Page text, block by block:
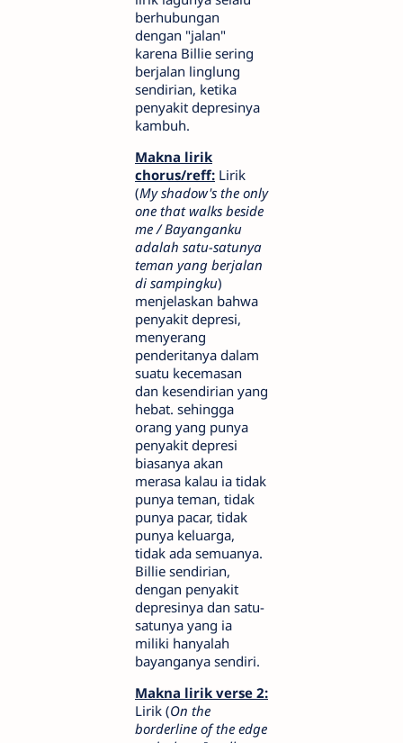
berhubungan
dengan "jalan"
karena Billie sering
berjalan linglung
sendirian, ketika
penyakit depresinya
kambuh.
Makna lirik
chorus/reff: Lirik
(My shadow's the only
one that walks beside
me / Bayanganku
adalah satu-satunya
teman yang berjalan
di sampingku)
menjelaskan bahwa
penyakit depresi,
menyerang
penderitanya dalam
suatu kecemasan
dan kesendirian yang
hebat. sehingga
orang yang punya
penyakit depresi
biasanya akan
merasa kalau ia tidak
punya teman, tidak
punya pacar, tidak
punya keluarga,
tidak ada semuanya.
Billie sendirian,
dengan penyakit
depresinya dan satu-
satunya yang ia
miliki hanyalah
bayanganya sendiri.
Makna lirik verse 2:
Lirik (On the
borderline of the edge